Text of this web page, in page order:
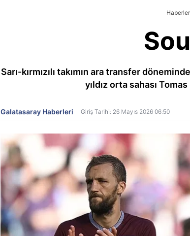
Haberler
Sarı-kırmızılı takımın ara transfer
yıldız orta sahası
Galatasaray Haberleri Giriş Tarihi: 26 Mayıs 2026 06:50